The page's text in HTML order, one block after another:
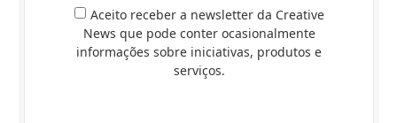
Aceito receber a newsletter da Creative
News que pode conter ocasionalmente
informações sobre iniciativas, produtos e
serviços.